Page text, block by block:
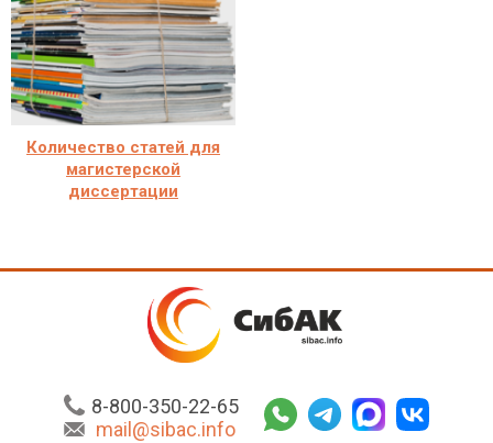
Количество статей для
магистерской
диссертации
8-800-350-22-65
mail@sibac.info